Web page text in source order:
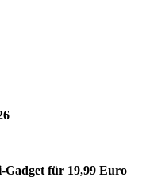
Gadget für 19,99 Euro